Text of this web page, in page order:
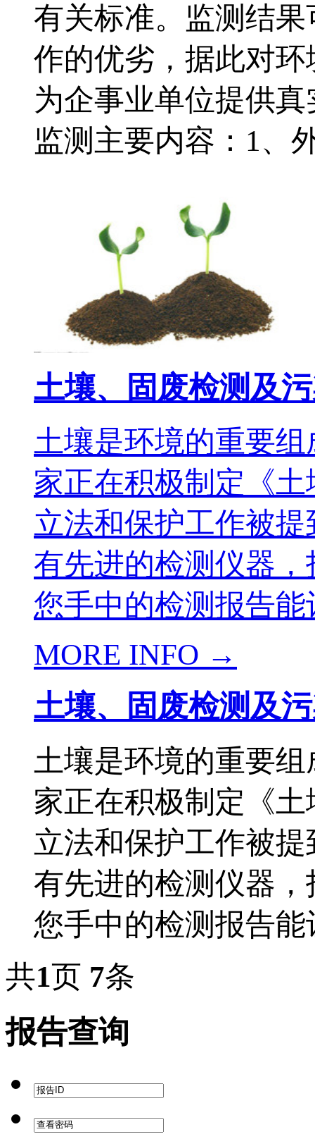
有关标准。监测结
作的优劣，据此对
为企事业单位提供
监测主要内容：1、
土壤、固废检测及
土壤是环境的重要
家正在积极制定《
立法和保护工作被
有先进的检测仪器
您手中的检测报告
MORE INFO →
土壤、固废检测及
土壤是环境的重要
家正在积极制定《
立法和保护工作被
有先进的检测仪器
您手中的检测报告
共1页 7条
报告查询